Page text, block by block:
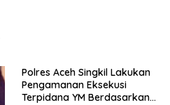
Polres Aceh Singkil Lakukan
Pengamanan Eksekusi
Terpidana YM Berdasarkan